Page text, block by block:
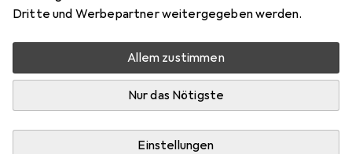
Dritte und Werbepartner weitergegeben werden.
Allem zustimmen
Nur das Nötigste
Einstellungen
Bewertungen Marke
Zwischen Mo, 10.8. und Fr, 14.8. geliefert
Mehr als 10 Stück an Lager beim Drittanbieter
Lieferort angeben für genaue Lieferzeit